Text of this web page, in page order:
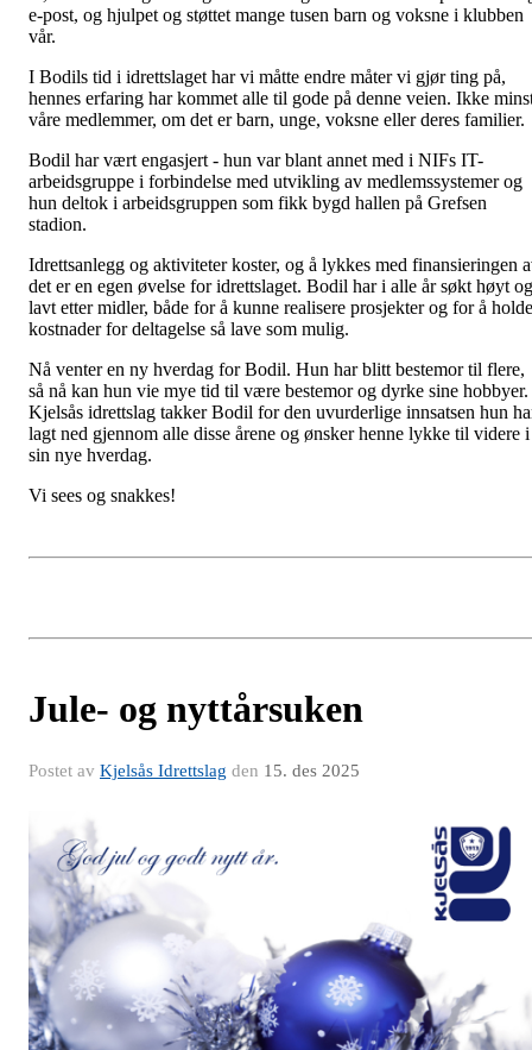
e-post, og hjulpet og støttet mange tusen barn og voksne i klubben
vår.
I Bodils tid i idrettslaget har vi måtte endre måter vi gjør ting på,
hennes erfaring har kommet alle til gode på denne veien. Ikke
våre medlemmer, om det er barn, unge, voksne eller deres familier.
Bodil har vært engasjert - hun var blant annet med i NIFs IT-
arbeidsgruppe i forbindelse med utvikling av medlemssystemer og
hun deltok i arbeidsgruppen som fikk bygd hallen på Grefsen
stadion.
Idrettsanlegg og aktiviteter koster, og å lykkes med finansieringen
det er en egen øvelse for idrettslaget. Bodil har i alle år søkt høyt og
lavt etter midler, både for å kunne realisere prosjekter og for å holde
kostnader for deltagelse så lave som mulig.
Nå venter en ny hverdag for Bodil. Hun har blitt bestemor til flere,
så nå kan hun vie mye tid til være bestemor og dyrke sine hobbyer.
Kjelsås idrettslag takker Bodil for den uvurderlige innsatsen hun
lagt ned gjennom alle disse årene og ønsker henne lykke til videre i
sin nye hverdag.
Vi sees og snakkes!
Jule- og nyttårsuken
Postet av Kjelsås Idrettslag den 15. des 2025